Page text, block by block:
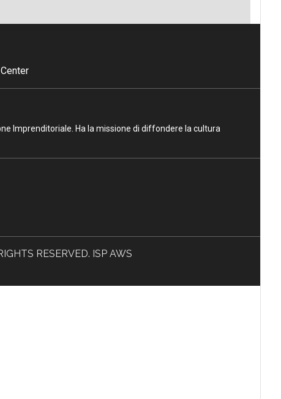
Imprenditoriale. Ha la missione di diffondere la cultura
RESERVED. ISP AWS